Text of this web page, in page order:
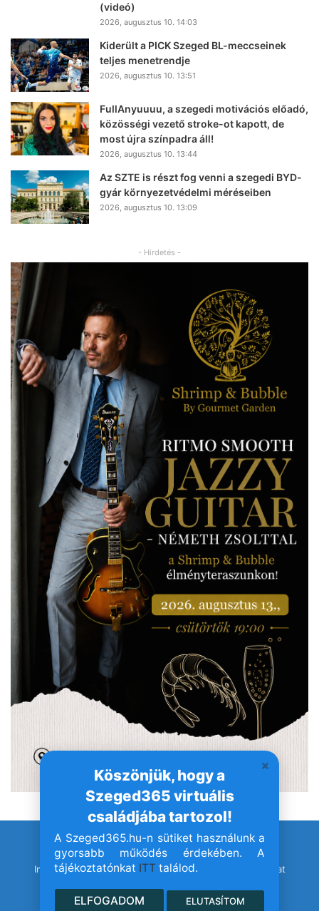
Köszönjük, hogy a
Szeged365 virtuális
családjába tartozol!
A Szeged365.hu-n sütiket használunk a
gyorsabb működés érdekében. A
tájékoztatónkat ITT találod.
ELFOGADOM ELUTASÍTOM
(videó)
2026, augusztus 10. 14:03
Kiderült a PICK Szeged BL-meccseinek
teljes menetrendje
2026, augusztus 10. 13:51
FullAnyuuuu, a szegedi motivációs előadó,
közösségi vezető stroke-ot kapott, de
most újra színpadra áll!
2026, augusztus 10. 13:44
Az SZTE is részt fog venni a szegedi BYD-
gyár környezetvédelmi méréseiben
2026, augusztus 10. 13:09
- Hirdetés -
© Szeged365.hu I Minden jog fenntartva!
Impresszum
Adatvédelem Jogvédelem Médiaajánlat
FacebookYouTubeInstagram
TikTok